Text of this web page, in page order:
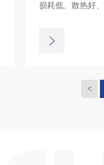
损耗低、散热好